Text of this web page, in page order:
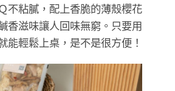
不粘膩，配上香脆的薄殼櫻花
香滋味讓人回味無窮。只要用
能輕鬆上桌，是不是很方便！